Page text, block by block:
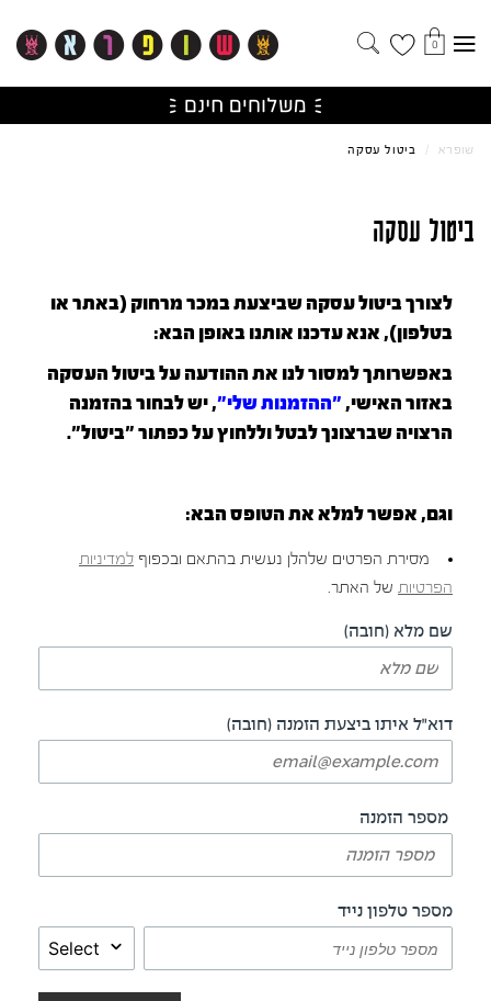
0
שופרא / ביטול עסקה
ביטול עסקה
לצורך ביטול עסקה שביצעת במכר מרחוק (באתר או
בטלפון), אנא עדכנו אותנו באופן הבא:
באפשרותך למסור לנו את ההודעה על ביטול העסקה
באזור האישי, "ההזמנות שלי", יש לבחור בהזמנה
הרצויה שברצונך לבטל וללחוץ על כפתור "ביטול".
וגם, אפשר למלא את הטופס הבא:
מסירת הפרטים שלהלן נעשית בהתאם ובכפוף למדיניות
הפרטיות של האתר.